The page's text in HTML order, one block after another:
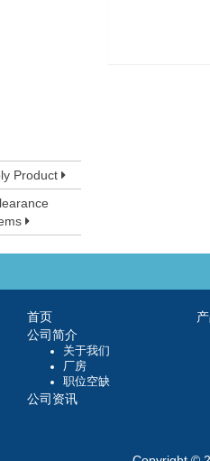
Product
首页
公司简介
关于我们
厂房
职位空缺
公司资讯